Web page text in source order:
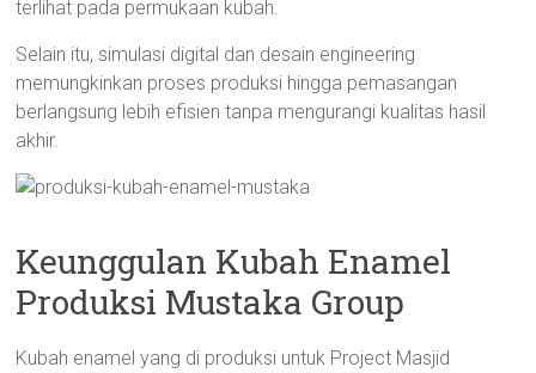
terlihat pada permukaan kubah.
Selain itu, simulasi digital dan desain engineering
memungkinkan proses produksi hingga pemasangan
berlangsung lebih efisien tanpa mengurangi kualitas hasil
akhir.
Keunggulan Kubah Enamel
Produksi Mustaka Group
Kubah enamel yang di produksi untuk Project Masjid